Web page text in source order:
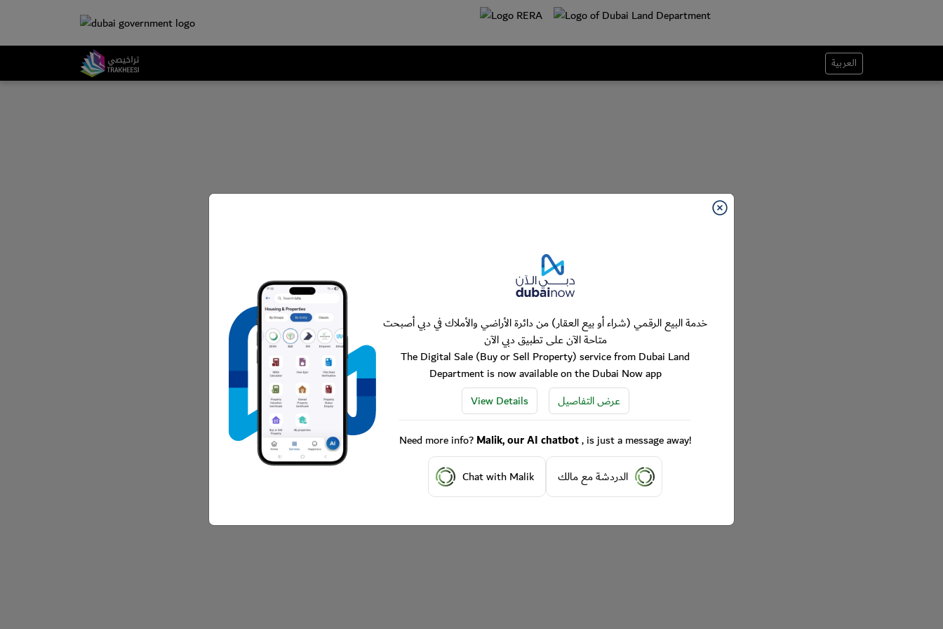
العربية
خدمة البيع الرقمي (شراء أو بيع العقار) من دائرة الأراضي والأملاك في دبي أصبحت
متاحة الآن على تطبيق دبي الآن
The Digital Sale (Buy or Sell Property) service from Dubai Land
Department is now available on the Dubai Now app
View Details
عرض التفاصيل
Need more info?Malik, our AI chatbot, is just a message away!
Chat with Malik
الدردشة مع مالك